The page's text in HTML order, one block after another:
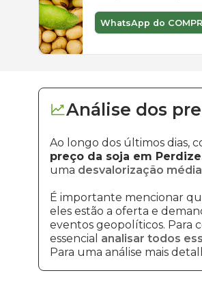
WhatsApp do
Análise dos
Ao longo dos últimos dias,
preço da soja em
uma desvalorização
É importante mencionar
eles estão a oferta e
eventos geopolíticos. Para
essencial analisar todos
Para uma análise mais